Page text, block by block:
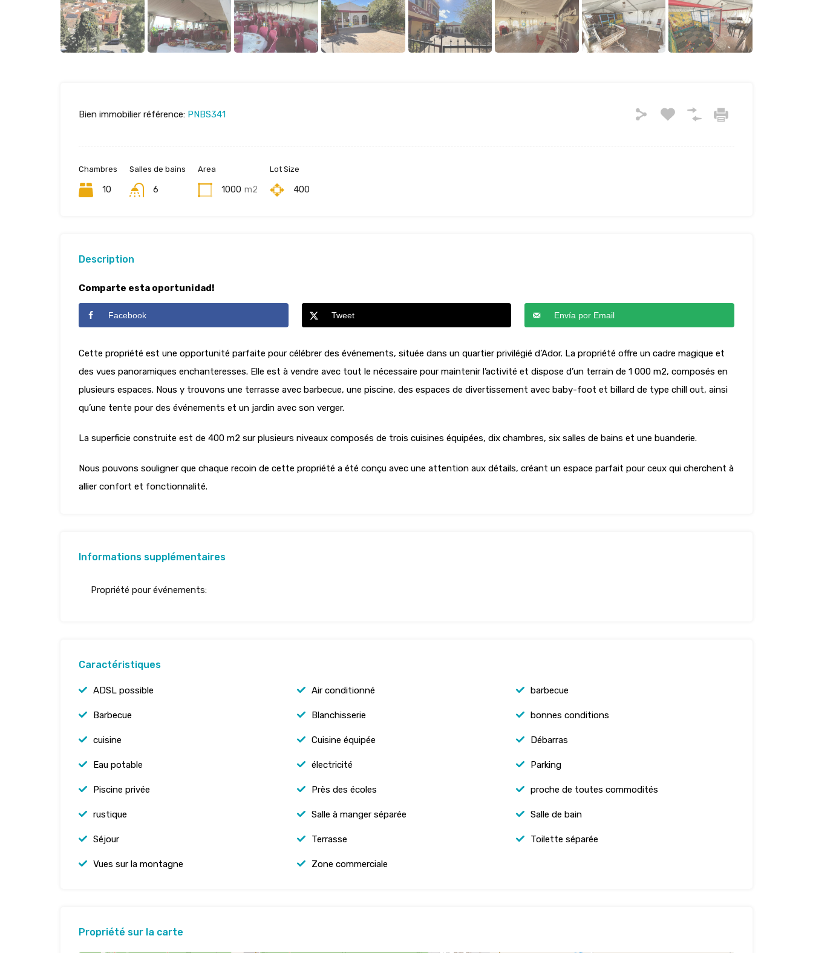
Bien immobilier référence: PNBS341
Chambres
10
Salles de bains
6
Area
1000 m2
Lot Size
400
Description
Comparte esta oportunidad!
Facebook Tweet Envía por Email
Cette propriété est une opportunité parfaite pour célébrer des événements, située dans un quartier privilégié d’Ador. La propriété offre un cadre magique et
des vues panoramiques enchanteresses. Elle est à vendre avec tout le nécessaire pour maintenir l’activité et dispose d’un terrain de 1 000 m2, composés en
plusieurs espaces. Nous y trouvons une terrasse avec barbecue, une piscine, des espaces de divertissement avec baby-foot et billard de type chill out, ainsi
qu’une tente pour des événements et un jardin avec son verger.
La superficie construite est de 400 m2 sur plusieurs niveaux composés de trois cuisines équipées, dix chambres, six salles de bains et une buanderie.
Nous pouvons souligner que chaque recoin de cette propriété a été conçu avec une attention aux détails, créant un espace parfait pour ceux qui cherchent à
allier confort et fonctionnalité.
Informations supplémentaires
Propriété pour événements:
Caractéristiques
ADSL possible Air conditionné barbecue
Barbecue Blanchisserie bonnes conditions
cuisine Cuisine équipée Débarras
Eau potable électricité Parking
Piscine privée Près des écoles proche de toutes commodités
rustique Salle à manger séparée Salle de bain
Séjour Terrasse Toilette séparée
Vues sur la montagne Zone commerciale
Propriété sur la carte